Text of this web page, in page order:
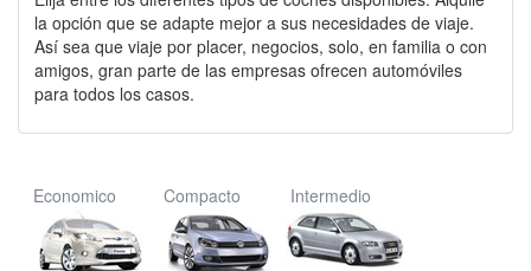
la opción que se adapte mejor a sus necesidades de viaje.
Así sea que viaje por placer, negocios, solo, en familia o con
amigos, gran parte de las empresas ofrecen automóviles
para todos los casos.
Economico Compacto Intermedio